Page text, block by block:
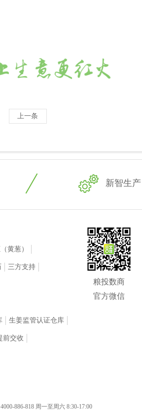
上一条
新智生产
黄葱）
三方支持
生姜监管认证仓库
前交收
粮投数商
官方微信
886-818 周一至周六 8:30-17:00